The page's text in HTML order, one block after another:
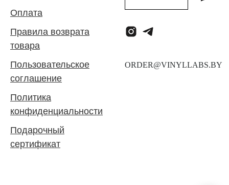
Оплата
Правила возврата
товара
Пользовательское
соглашение
Политика
конфиденциальности
Подарочный
сертификат